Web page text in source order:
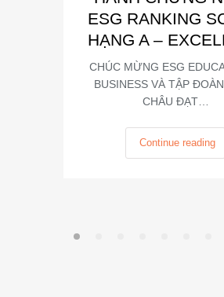
ESG RANKING
HẠNG A –
CHÚC MỪNG ESG
BUSINESS VÀ TẬP
CHÂU ĐẠT…
Continue reading